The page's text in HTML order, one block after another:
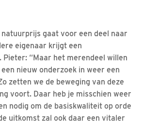
natuurprijs gaat voor een deel naar
eigenaar krijgt een
Pieter: “Maar het merendeel willen
nieuw onderzoek in weer een
zetten we de beweging van deze
voort. Daar heb je misschien weer
nodig om de basiskwaliteit op orde
uitkomst zal ook daar een vitaler